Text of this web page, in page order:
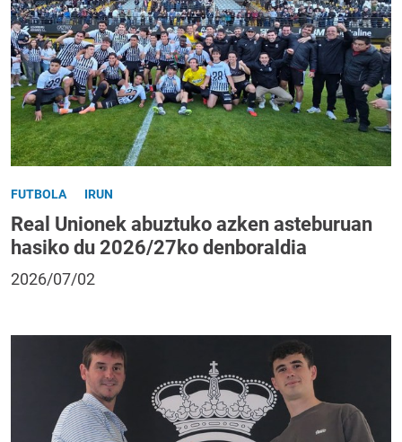
FUTBOLA IRUN
Real Unionek abuztuko azken asteburuan
hasiko du 2026/27ko denboraldia
2026/07/02